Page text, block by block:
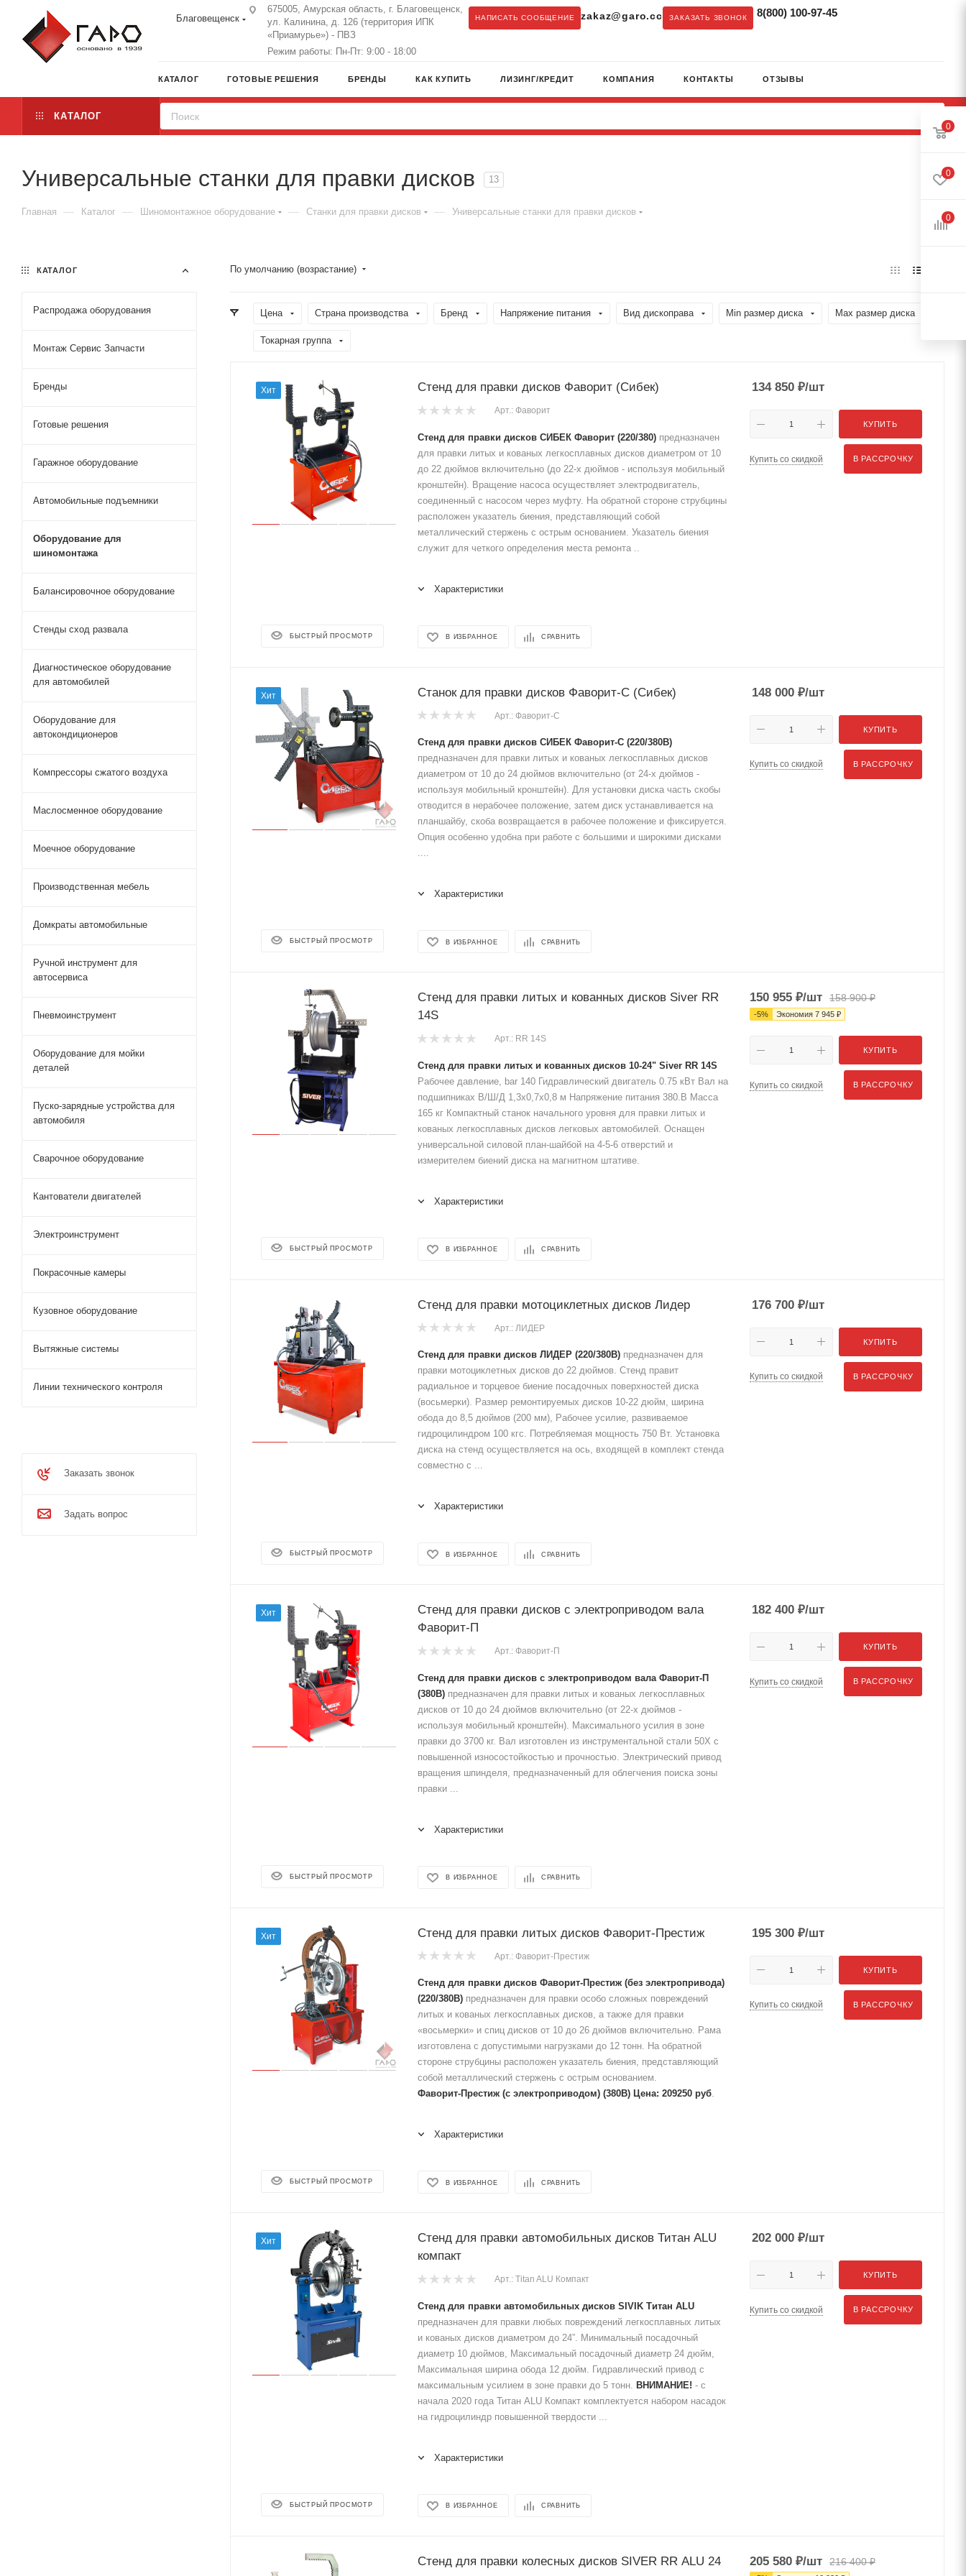
Благовещенск
675005, Амурская область, г. Благовещенск,
ул. Калинина, д. 126 (территория ИПК
«Приамурье») - ПВЗ
Режим работы: Пн-Пт: 9:00 - 18:00
НАПИСАТЬ СООБЩЕНИЕ zakaz@garo.cc ЗАКАЗАТЬ ЗВОНОК 8(800) 100-97-45
КАТАЛОГ ГОТОВЫЕ РЕШЕНИЯ БРЕНДЫ КАК КУПИТЬ ЛИЗИНГ/КРЕДИТ КОМПАНИЯ КОНТАКТЫ ОТЗЫВЫ
КАТАЛОГ
Универсальные станки для правки дисков 13
Главная — Каталог — Шиномонтажное оборудование — Станки для правки дисков — Универсальные станки для правки дисков
По умолчанию (возрастание)
Цена Страна производства Бренд Напряжение питания Вид дископрава Min размер диска Max размер диска
Токарная группа
Хит
БЫСТРЫЙ ПРОСМОТР
Стенд для правки дисков Фаворит (Сибек)
Арт.: Фаворит
Стенд для правки дисков СИБЕК Фаворит (220/380) предназначен
для правки литых и кованых легкосплавных дисков диаметром от 10
до 22 дюймов включительно (до 22-х дюймов - используя мобильный
кронштейн). Вращение насоса осуществляет электродвигатель,
соединенный с насосом через муфту. На обратной стороне струбцины
расположен указатель биения, представляющий собой
металлический стержень с острым основанием. Указатель биения
служит для четкого определения места ремонта ..
Характеристики
В ИЗБРАННОЕ СРАВНИТЬ
134 850 ₽/шт
КУПИТЬ
Купить со скидкой В РАССРОЧКУ
Хит
БЫСТРЫЙ ПРОСМОТР
Станок для правки дисков Фаворит-С (Сибек)
Арт.: Фаворит-С
Стенд для правки дисков СИБЕК Фаворит-С (220/380В)
предназначен для правки литых и кованых легкосплавных дисков
диаметром от 10 до 24 дюймов включительно (от 24-х дюймов -
используя мобильный кронштейн). Для установки диска часть скобы
отводится в нерабочее положение, затем диск устанавливается на
планшайбу, скоба возвращается в рабочее положение и фиксируется.
Опция особенно удобна при работе с большими и широкими дисками
....
Характеристики
В ИЗБРАННОЕ СРАВНИТЬ
148 000 ₽/шт
КУПИТЬ
Купить со скидкой В РАССРОЧКУ
БЫСТРЫЙ ПРОСМОТР
Стенд для правки литых и кованных дисков Siver RR
14S
Арт.: RR 14S
Стенд для правки литых и кованных дисков 10-24" Siver RR 14S
Рабочее давление, bar 140 Гидравлический двигатель 0.75 кВт Вал на
подшипниках В/Ш/Д 1,3х0,7х0,8 м Напряжение питания 380.В Масса
165 кг Компактный станок начального уровня для правки литых и
кованых легкосплавных дисков легковых автомобилей. Оснащен
универсальной силовой план-шайбой на 4-5-6 отверстий и
измерителем биений диска на магнитном штативе.
Характеристики
В ИЗБРАННОЕ СРАВНИТЬ
150 955 ₽/шт 158 900₽
-5% Экономия 7 945 ₽
КУПИТЬ
Купить со скидкой В РАССРОЧКУ
БЫСТРЫЙ ПРОСМОТР
Стенд для правки мотоциклетных дисков Лидер
Арт.: ЛИДЕР
Стенд для правки дисков ЛИДЕР (220/380В) предназначен для
правки мотоциклетных дисков до 22 дюймов. Стенд правит
радиальное и торцевое биение посадочных поверхностей диска
(восьмерки). Размер ремонтируемых дисков 10-22 дюйм, ширина
обода до 8,5 дюймов (200 мм), Рабочее усилие, развиваемое
гидроцилиндром 100 кгс. Потребляемая мощность 750 Вт. Установка
диска на стенд осуществляется на ось, входящей в комплект стенда
совместно с ...
Характеристики
В ИЗБРАННОЕ СРАВНИТЬ
176 700 ₽/шт
КУПИТЬ
Купить со скидкой В РАССРОЧКУ
Хит
БЫСТРЫЙ ПРОСМОТР
Стенд для правки дисков с электроприводом вала
Фаворит-П
Арт.: Фаворит-П
Стенд для правки дисков с электроприводом вала Фаворит-П
(380В) предназначен для правки литых и кованых легкосплавных
дисков от 10 до 24 дюймов включительно (от 22-х дюймов -
используя мобильный кронштейн). Максимального усилия в зоне
правки до 3700 кг. Вал изготовлен из инструментальной стали 50Х с
повышенной износостойкостью и прочностью. Электрический привод
вращения шпинделя, предназначенный для облегчения поиска зоны
правки ...
Характеристики
В ИЗБРАННОЕ СРАВНИТЬ
182 400 ₽/шт
КУПИТЬ
Купить со скидкой В РАССРОЧКУ
Хит
БЫСТРЫЙ ПРОСМОТР
Стенд для правки литых дисков Фаворит-Престиж
Арт.: Фаворит-Престиж
Стенд для правки дисков Фаворит-Престиж (без электропривода)
(220/380В) предназначен для правки особо сложных повреждений
литых и кованых легкосплавных дисков, а также для правки
«восьмерки» и спиц дисков от 10 до 26 дюймов включительно. Рама
изготовлена с допустимыми нагрузками до 12 тонн. На обратной
стороне струбцины расположен указатель биения, представляющий
собой металлический стержень с острым основанием.
Фаворит-Престиж (с электроприводом) (380В) Цена: 209250 руб.
Характеристики
В ИЗБРАННОЕ СРАВНИТЬ
195 300 ₽/шт
КУПИТЬ
Купить со скидкой В РАССРОЧКУ
Хит
БЫСТРЫЙ ПРОСМОТР
Стенд для правки автомобильных дисков Титан ALU
компакт
Арт.: Titan ALU Компакт
Стенд для правки автомобильных дисков SIVIK Титан ALU
предназначен для правки любых повреждений легкосплавных литых
и кованых дисков диаметром до 24”. Минимальный посадочный
диаметр 10 дюймов, Максимальный посадочный диаметр 24 дюйм,
Максимальная ширина обода 12 дюйм. Гидравлический привод с
максимальным усилием в зоне правки до 5 тонн. ВНИМАНИЕ! - с
начала 2020 года Титан ALU Компакт комплектуется набором насадок
на гидроцилиндр повышенной твердости ...
Характеристики
В ИЗБРАННОЕ СРАВНИТЬ
202 000 ₽/шт
КУПИТЬ
Купить со скидкой В РАССРОЧКУ
Стенд для правки колесных дисков SIVER RR ALU 24 205 580 ₽/шт 216 400₽
КАТАЛОГ
Распродажа оборудования
Монтаж Сервис Запчасти
Бренды
Готовые решения
Гаражное оборудование
Автомобильные подъемники
Оборудование для
шиномонтажа
Балансировочное оборудование
Стенды сход развала
Диагностическое оборудование
для автомобилей
Оборудование для
автокондиционеров
Компрессоры сжатого воздуха
Маслосменное оборудование
Моечное оборудование
Производственная мебель
Домкраты автомобильные
Ручной инструмент для
автосервиса
Пневмоинструмент
Оборудование для мойки
деталей
Пуско-зарядные устройства для
автомобиля
Сварочное оборудование
Кантователи двигателей
Электроинструмент
Покрасочные камеры
Кузовное оборудование
Вытяжные системы
Линии технического контроля
Заказать звонок
Задать вопрос
0
0
0